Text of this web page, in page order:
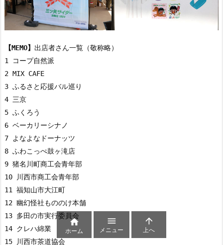
【MEMO】 出店者さん一覧（敬称略）
1 コープ自然派
2 MIX CAFE
3 ふるさと応援バル巡り
4 三京
5 ふくろう
6 ベーカリーシナノ
7 よなよなドーナッツ
8 ふわこっぺ鼓ヶ滝店
9 猪名川町商工会青年部
10 川西市商工会青年部
11 福知山市大江町
12 幽幻怪社もののけ本舗
13 多田の市実行委員会
14 クレハ綿業
15 川西市茶道協会

ホーム

メニュー

上へ